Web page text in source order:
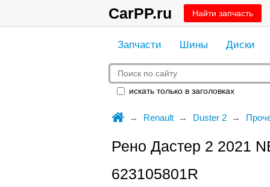
CarPP.ru Найти запчасть
Запчасти Шины Диски
искать только в заголовках
Renault Duster 2
Рено Дастер 2 2021
623105801R